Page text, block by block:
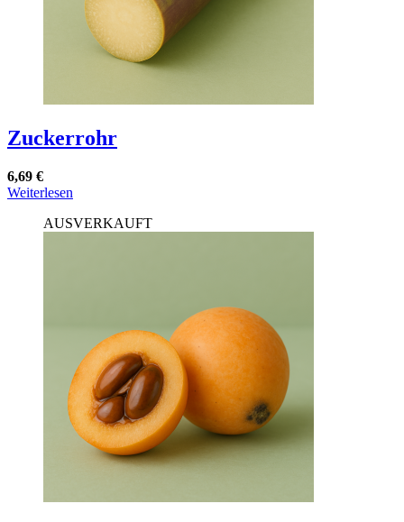
werden
Zuckerrohr
6,69 €
Weiterlesen
AUSVERKAUFT